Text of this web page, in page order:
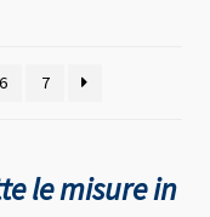
6 7
le misure in